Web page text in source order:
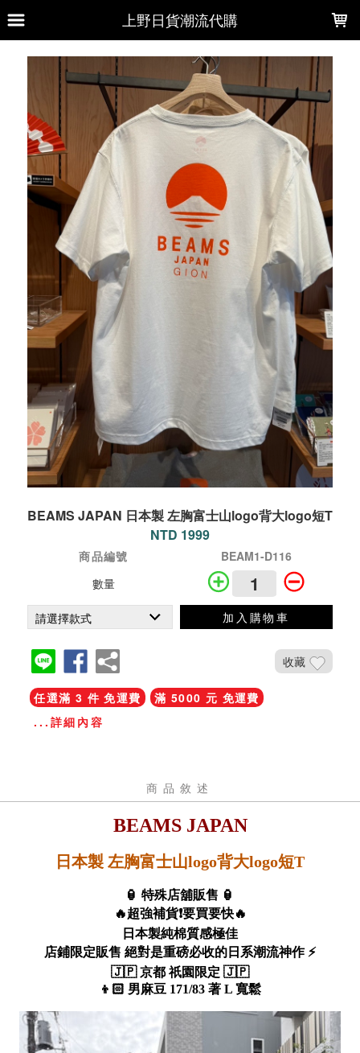
上野日貨潮流代購
BEAMS JAPAN 日本製 左胸富士山logo背大logo短T
NTD 1999
商品編號
BEAM1-D116
數量
加入購物車
收藏
任選滿 3 件 免運費
滿 5000 元 免運費
...詳細內容
商品敘述